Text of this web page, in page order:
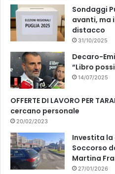
Sondaggi
avanti, ma
distacco
31/10/2025
Decaro-
“Libro
14/07/2025
OFFERTE DI LAVORO PER
cercano personale
20/02/2023
Investita la
Soccorso
Martina
27/01/2026